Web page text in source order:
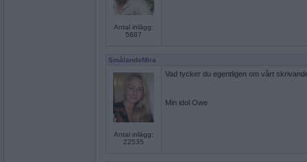
Antal inlägg:
5687
SmålandsMira
Antal inlägg:
22535
Vad tycker du egentligen om vårt
Min idol Owe